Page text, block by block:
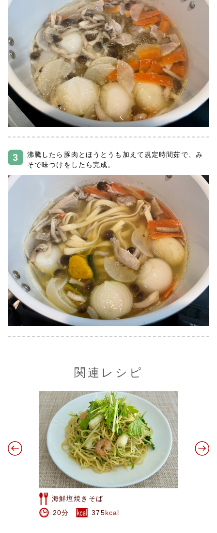
沸騰したら豚肉とほうとうも加えて規定時間茹で、み
そで味つけをしたら完成。
関連レシピ
ラディッシュのリース風サラダ
15分
96kcal